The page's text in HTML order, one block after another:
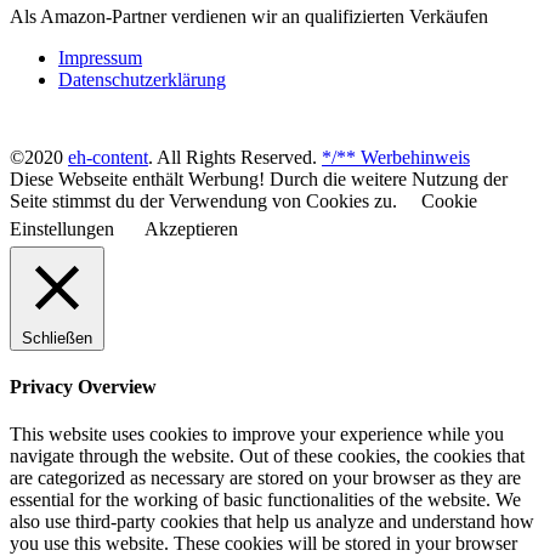
Als Amazon-Partner verdienen wir an qualifizierten Verkäufen
Impressum
Datenschutzerklärung
©2020 eh-content. All Rights Reserved. */** Werbehinweis
Diese Webseite enthält Werbung! Durch die weitere Nutzung der
Seite stimmst du der Verwendung von Cookies zu.
Cookie
Einstellungen
Akzeptieren
Schließen
Privacy Overview
This website uses cookies to improve your experience while you
navigate through the website. Out of these cookies, the cookies that
are categorized as necessary are stored on your browser as they are
essential for the working of basic functionalities of the website. We
also use third-party cookies that help us analyze and understand how
you use this website. These cookies will be stored in your browser